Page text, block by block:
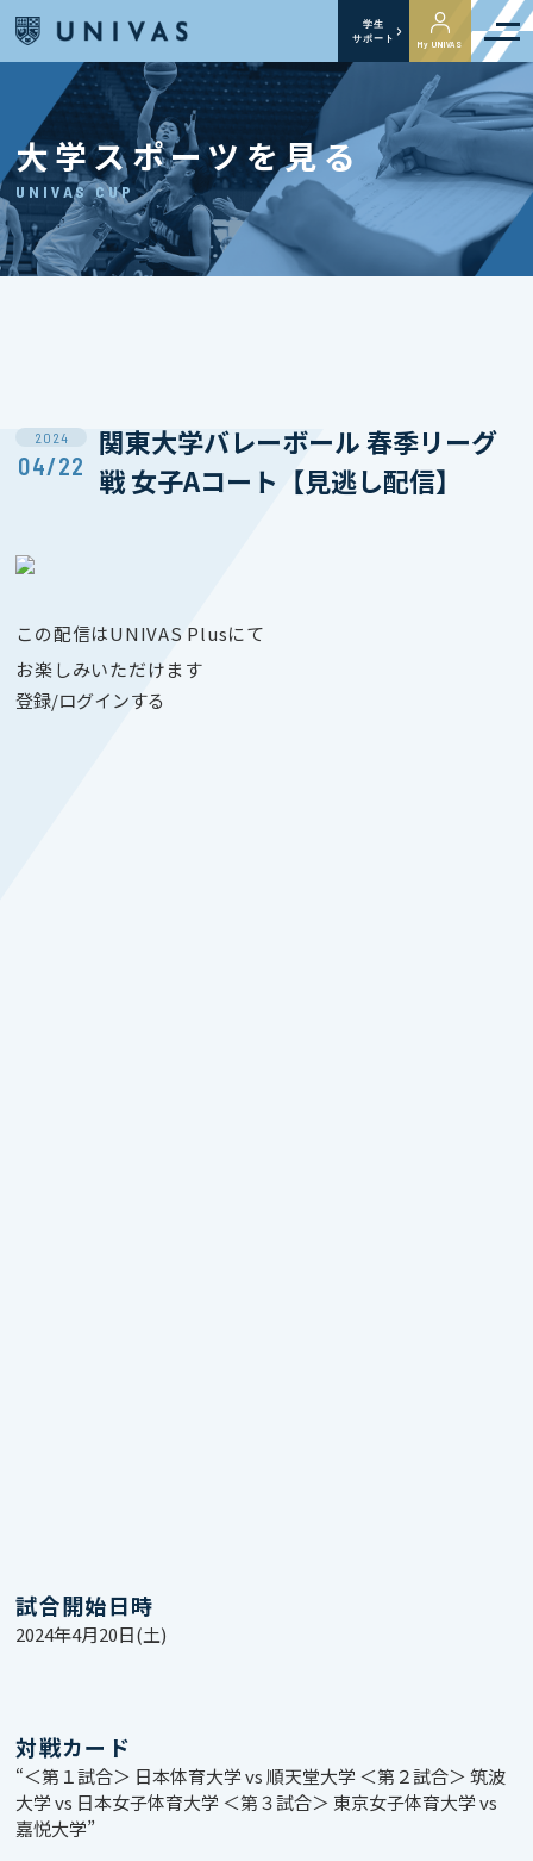
学生
サポート
My UNIVAS
大学スポーツを見る
UNIVAS CUP
2024
04/22
関東⼤学バレーボール 春季リーグ
戦 女子Aコート【見逃し配信】
この配信はUNIVAS Plusにて
お楽しみいただけます
登録/ログインする
試合開始日時
2024年4月20日(土)
対戦カード
“＜第１試合＞ 日本体育大学 vs 順天堂大学 ＜第２試合＞ 筑波
大学 vs 日本女子体育大学 ＜第３試合＞ 東京女子体育大学 vs
嘉悦大学”